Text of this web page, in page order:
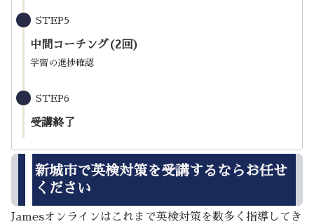
STEP5
中間コーチング(2回)
学習の進捗確認
STEP6
受講終了
新城市で英検対策を受講するならお任せ
ください
Jamesオンラインはこれまで英検対策を数多く指導してき